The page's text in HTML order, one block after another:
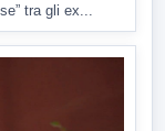
tra gli ex...